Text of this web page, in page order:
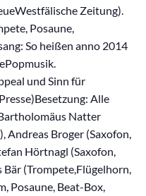
Zeitung).
Posaune,
So heißen anno 2014
und Sinn für
Alle
Natter
Andreas Broger (Saxofon,
Hörtnagl (Saxofon,
(Trompete,Flügelhorn,
Posaune, Beat-Box,